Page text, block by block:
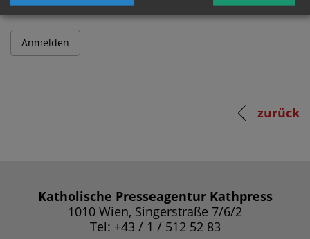
zurück
Katholische Presseagentur Kathpress
1010 Wien, Singerstraße 7/6/2
Tel: +43 / 1 / 512 52 83